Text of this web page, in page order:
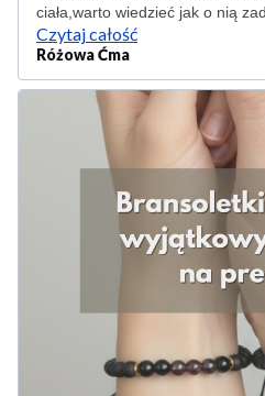
ciała,warto wiedzieć jak o nią
Czytaj całość
Różowa Ćma